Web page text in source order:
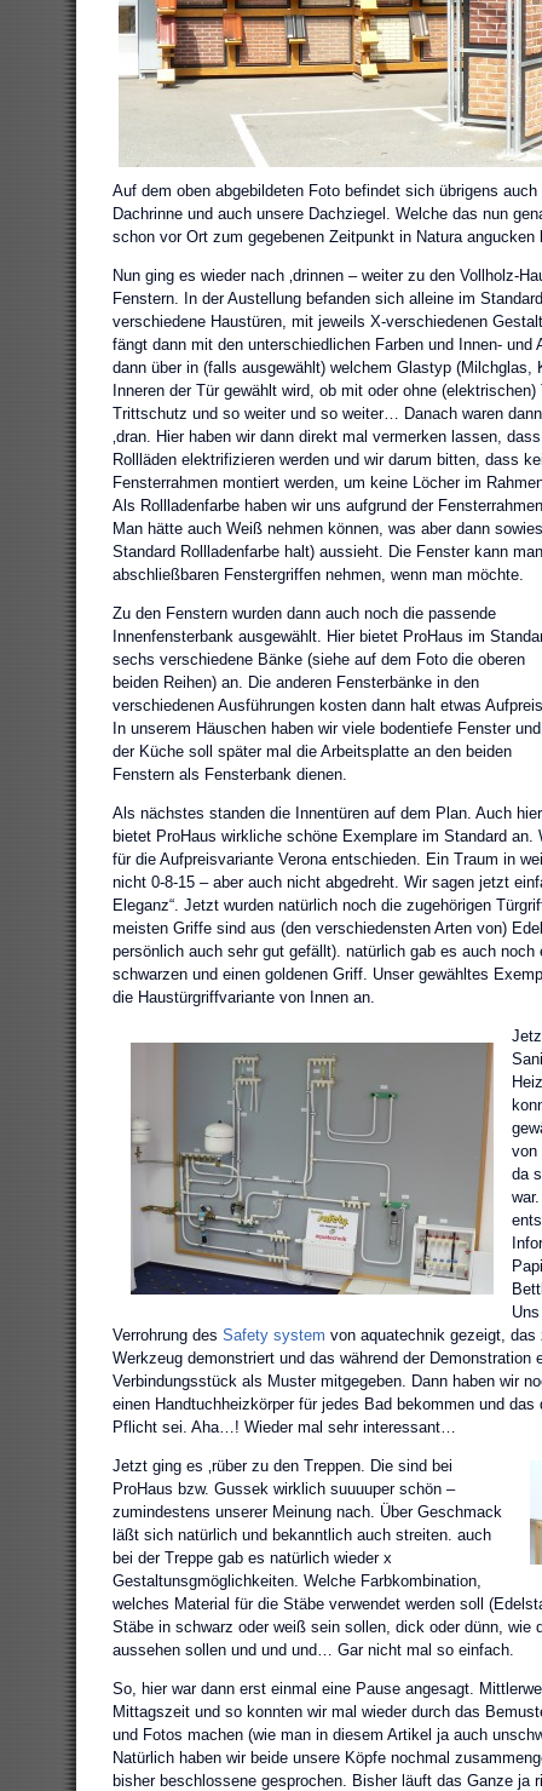
Auf dem oben abgebildeten Foto befindet sich übrigens
Dachrinne und auch unsere Dachziegel. Welche das nun
schon vor Ort zum gegebenen Zeitpunkt in Natura
Nun ging es wieder nach ‚drinnen – weiter zu den Vollholz-
Fenstern. In der Austellung befanden sich alleine im
verschiedene Haustüren, mit jeweils X-verschiedenen
fängt dann mit den unterschiedlichen Farben und Innen- und
dann über in (falls ausgewählt) welchem Glastyp (Milchglas,
Inneren der Tür gewählt wird, ob mit oder ohne
Trittschutz und so weiter und so weiter… Danach waren
‚dran. Hier haben wir dann direkt mal vermerken lassen,
Rollläden elektrifizieren werden und wir darum bitten, dass
Fensterrahmen montiert werden, um keine Löcher im
Als Rollladenfarbe haben wir uns aufgrund der
Man hätte auch Weiß nehmen können, was aber dann
Standard Rollladenfarbe halt) aussieht. Die Fenster kann
abschließbaren Fenstergriffen nehmen, wenn man möchte.
Zu den Fenstern wurden dann auch noch die passende
Innenfensterbank ausgewählt. Hier bietet ProHaus im
sechs verschiedene Bänke (siehe auf dem Foto die oberen
beiden Reihen) an. Die anderen Fensterbänke in den
verschiedenen Ausführungen kosten dann halt etwas
In unserem Häuschen haben wir viele bodentiefe Fenster
der Küche soll später mal die Arbeitsplatte an den beiden
Fenstern als Fensterbank dienen.
Als nächstes standen die Innentüren auf dem Plan. Auch hier
bietet ProHaus wirkliche schöne Exemplare im Standard an.
für die Aufpreisvariante Verona entschieden. Ein Traum in
nicht 0-8-15 – aber auch nicht abgedreht. Wir sagen jetzt
Eleganz“. Jetzt wurden natürlich noch die zugehörigen
meisten Griffe sind aus (den verschiedensten Arten von)
persönlich auch sehr gut gefällt). natürlich gab es auch noch
schwarzen und einen goldenen Griff. Unser gewähltes
die Haustürgriffvariante von Innen an.
von
da
Verrohrung des Safety system von aquatechnik gezeigt, das
Werkzeug demonstriert und das während der Demonstration
Verbindungsstück als Muster mitgegeben. Dann haben wir
einen Handtuchheizkörper für jedes Bad bekommen und
Pflicht sei. Aha…! Wieder mal sehr interessant…
Jetzt ging es ‚rüber zu den Treppen. Die sind bei
ProHaus bzw. Gussek wirklich suuuuper schön –
zumindestens unserer Meinung nach. Über Geschmack
läßt sich natürlich und bekanntlich auch streiten. auch
bei der Treppe gab es natürlich wieder x
Gestaltunsgmöglichkeiten. Welche Farbkombination,
welches Material für die Stäbe verwendet werden soll
Stäbe in schwarz oder weiß sein sollen, dick oder dünn, wie
aussehen sollen und und und… Gar nicht mal so einfach.
So, hier war dann erst einmal eine Pause angesagt.
Mittagszeit und so konnten wir mal wieder durch das
und Fotos machen (wie man in diesem Artikel ja auch
Natürlich haben wir beide unsere Köpfe nochmal
bisher beschlossene gesprochen. Bisher läuft das Ganze ja